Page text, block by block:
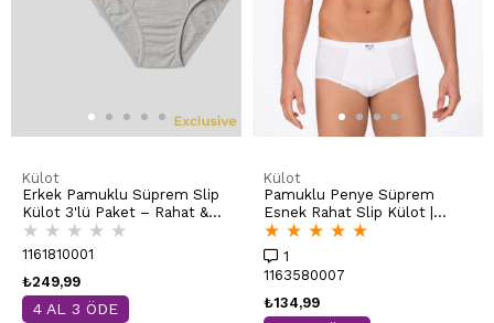
Külot
Erkek Pamuklu Süprem Slip
Külot 3'lü Paket – Rahat &
Dayanıklı | Gri Melanj K0037
★ ★ ★ ★ ★
1161810001
₺249,99
4 AL 3 ÖDE
Külot
Pamuklu Penye Süprem
Esnek Rahat Slip Külot |
Beyaz K0037
★ ★ ★ ★ ★
1
1163580007
₺134,99